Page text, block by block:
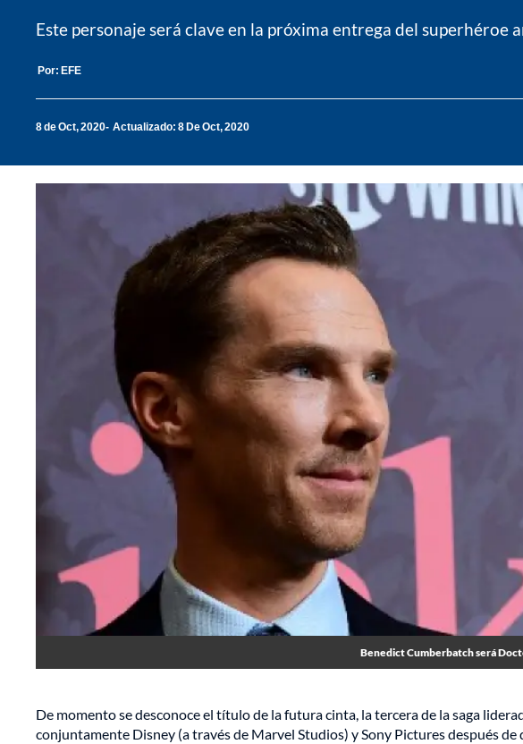
Este personaje será clave en la próxima entrega del
Por: EFE
8 de Oct, 2020 Actualizado: 8 De Oct, 2020
Benedict Cumberbatch será
De momento se desconoce el título de la futura cinta, la tercera de la saga
conjuntamente Disney (a través de Marvel Studios) y Sony Pictures después